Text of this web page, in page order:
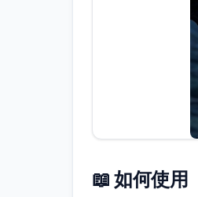
📖 如何使用